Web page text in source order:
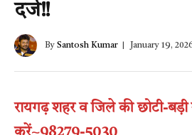
दर्ज!!
By Santosh Kumar January 19,
रायगढ़ शहर व जिले की छोटी-